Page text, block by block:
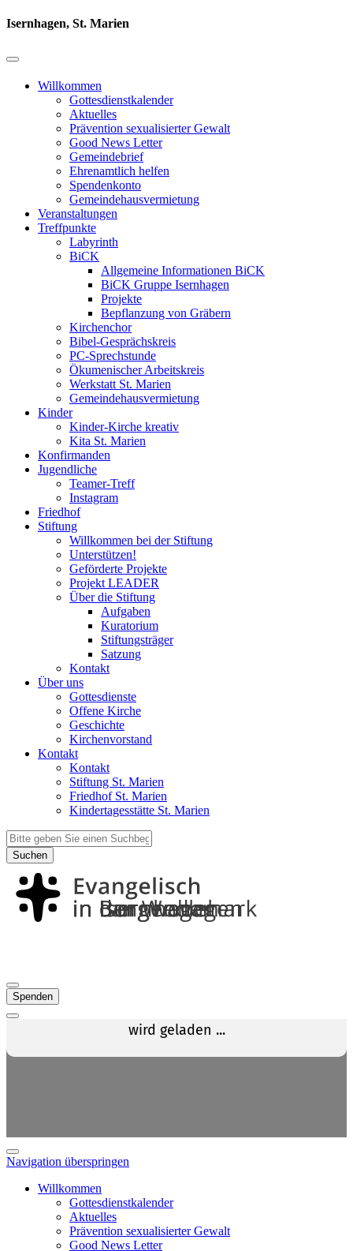
Isernhagen, St. Marien
Willkommen
Gottesdienstkalender
Aktuelles
Prävention sexualisierter Gewalt
Good News Letter
Gemeindebrief
Ehrenamtlich helfen
Spendenkonto
Gemeindehausvermietung
Veranstaltungen
Treffpunkte
Labyrinth
BiCK
Allgemeine Informationen BiCK
BiCK Gruppe Isernhagen
Projekte
Bepflanzung von Gräbern
Kirchenchor
Bibel-Gesprächskreis
PC-Sprechstunde
Ökumenischer Arbeitskreis
Werkstatt St. Marien
Gemeindehausvermietung
Kinder
Kinder-Kirche kreativ
Kita St. Marien
Konfirmanden
Jugendliche
Teamer-Treff
Instagram
Friedhof
Stiftung
Willkommen bei der Stiftung
Unterstützen!
Geförderte Projekte
Projekt LEADER
Über die Stiftung
Aufgaben
Kuratorium
Stiftungsträger
Satzung
Kontakt
Über uns
Gottesdienste
Offene Kirche
Geschichte
Kirchenvorstand
Kontakt
Kontakt
Stiftung St. Marien
Friedhof St. Marien
Kindertagesstätte St. Marien
Suchen
Spenden
Navigation überspringen
Willkommen
Gottesdienstkalender
Aktuelles
Prävention sexualisierter Gewalt
Good News Letter